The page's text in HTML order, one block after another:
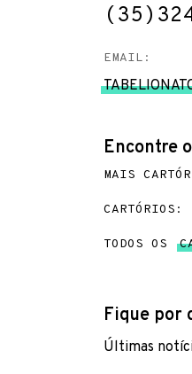
EMAIL:
Encontre
MAIS
CARTÓRIOS:
TODOS OS
Fique por
Últimas